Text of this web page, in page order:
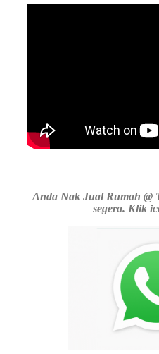
Anda Nak Jual Rumah @
segera. Klik